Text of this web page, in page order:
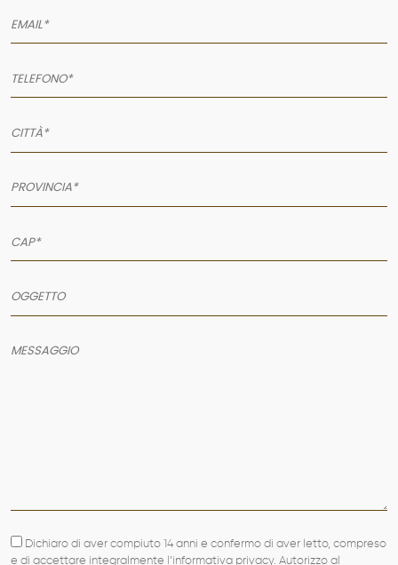
PRODOTTI
Dichiaro di aver compiuto 14 anni e confermo di aver letto, compreso
e di accettare integralmente l’informativa privacy. Autorizzo al